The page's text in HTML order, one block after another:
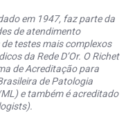
em 1947, faz parte da
de atendimento
testes mais complexos
da Rede D’Or. O Richet
de Acreditação para
de Patologia
e também é acreditado